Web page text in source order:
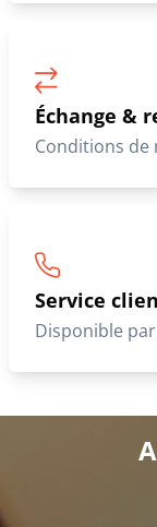
Échange &
Conditions de
Service
Disponible